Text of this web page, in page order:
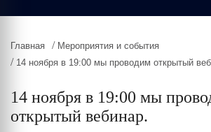
Главная / Мероприятия и события
/ 14 ноября в 19:00 мы проводим открытый
14 ноября в 19:00 мы
открытый вебинар.